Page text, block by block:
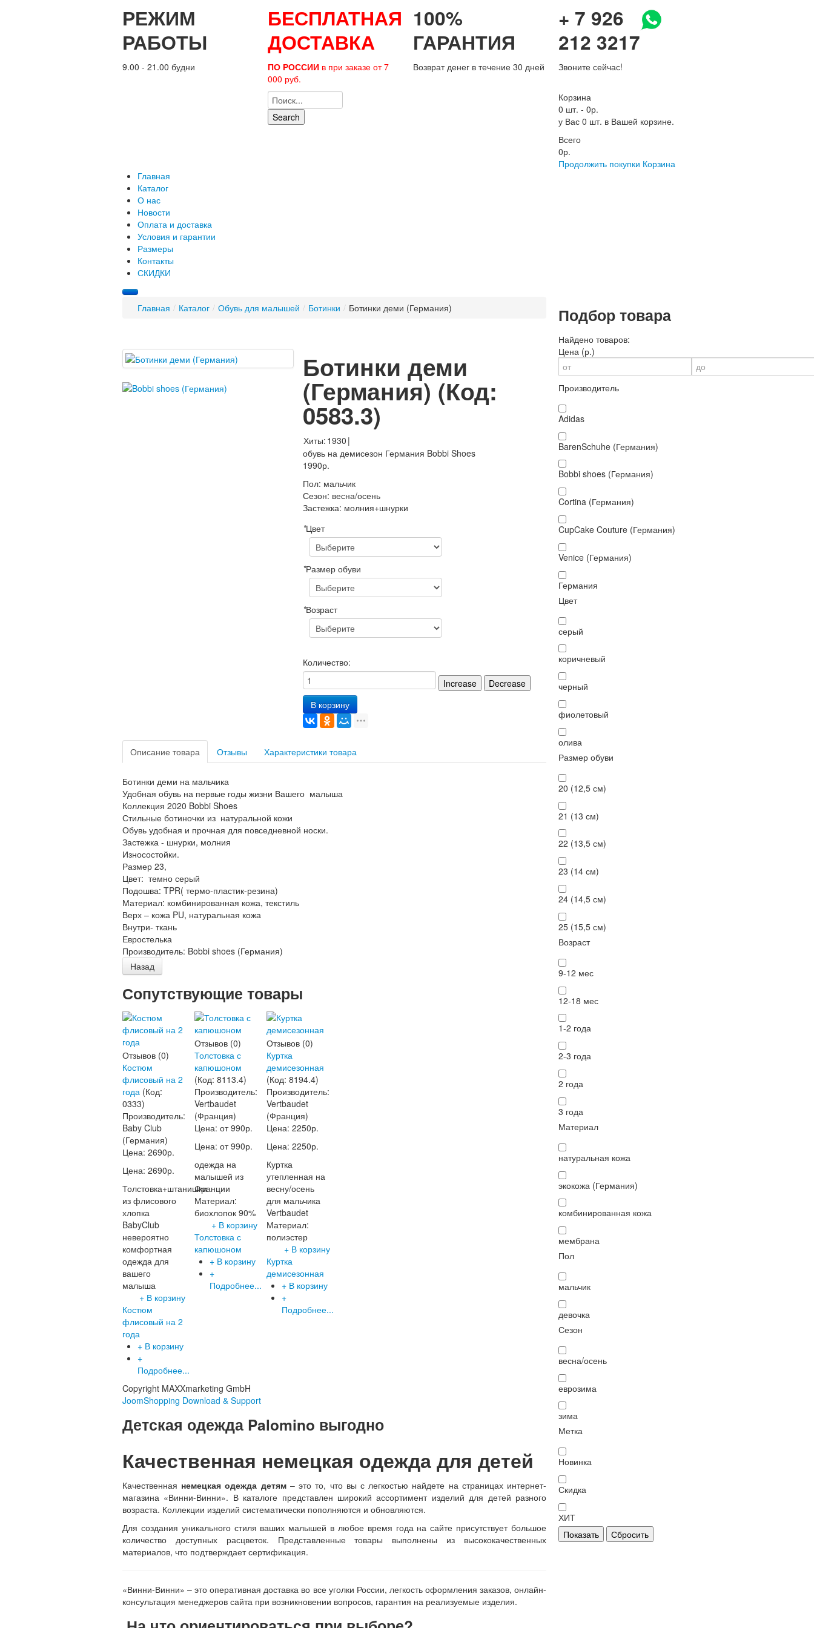
РЕЖИМ
РАБОТЫ
9.00 - 21.00 будни
БЕСПЛАТНАЯ
ДОСТАВКА
ПО РОССИИ в при заказе от 7
000 руб.
100%
ГАРАНТИЯ
Возврат денег в течение 30 дней
+ 7 926
212 3217
Звоните сейчас!
Search
Корзина
0 шт. - 0р.
у Вас 0 шт. в Вашей корзине.
Всего
0р.
Продолжить покупки Корзина
Главная
Каталог
О нас
Новости
Оплата и доставка
Условия и гарантии
Размеры
Контакты
СКИДКИ
Главная / Каталог / Обувь для малышей / Ботинки / Ботинки деми (Германия)
Ботинки деми
(Германия) (Код:
0583.3)
Хиты: 1930 |
обувь на демисезон Германия Bobbi Shoes
1990р.
Пол: мальчик
Сезон: весна/осень
Застежка: молния+шнурки
*Цвет
*Размер обуви
*Возраст
Количество:
В корзину
Описание товара Отзывы Характеристики товара
Ботинки деми на мальчика
Удобная обувь на первые годы жизни Вашего малыша
Коллекция 2020 Bobbi Shoes
Стильные ботиночки из натуральной кожи
Обувь удобная и прочная для повседневной носки.
Застежка - шнурки, молния
Износостойки.
Размер 23,
Цвет: темно серый
Подошва: TPR( термо-пластик-резина)
Материал: комбинированная кожа, текстиль
Верх – кожа PU, натуральная кожа
Внутри- ткань
Евростелька
Производитель: Bobbi shoes (Германия)
Сопутствующие товары
Отзывов (0)
Костюм
флисовый на 2
года (Код:
0333)
Производитель:
Baby Club
(Германия)
Цена: 2690р.
Цена: 2690р.
Толстовка+штанишки
из флисового
хлопка
BabyClub
невероятно
комфортная
одежда для
вашего
малыша
+ В корзину
Костюм
флисовый на 2
года
+ В корзину
+
Подробнее...
Отзывов (0)
Толстовка с
капюшоном
(Код:8113.4)
Производитель:
Vertbaudet
(Франция)
Цена: от990р.
Цена: от990р.
одежда на
малышей из
Франции
Материал:
биохлопок 90%
+ В корзину
Толстовка с
капюшоном
+ В корзину
+
Подробнее...
Отзывов (0)
Куртка
демисезонная
(Код:8194.4)
Производитель:
Vertbaudet
(Франция)
Цена:2250р.
Цена:2250р.
Куртка
утепленная на
весну/осень
для мальчика
Vertbaudet
Материал:
полиэстер
+ В корзину
Куртка
демисезонная
+ В корзину
+
Подробнее...
Copyright MAXXmarketing GmbH
JoomShopping Download & Support
Детская одежда Palomino выгодно
Качественная немецкая одежда для детей
Качественная немецкая одежда детям– это то, что вы с легкостью найдете на страницах интернет-
магазина «Винни-Винни». В каталоге представлен широкий ассортимент изделий для детей разного
возраста. Коллекции изделий систематически пополняются и обновляются.
Для создания уникального стиля ваших малышей в любое время года на сайте присутствует большое
количество доступных расцветок. Представленные товары выполнены из высококачественных
материалов, что подтверждает сертификация.
«Винни-Винни» – это оперативная доставка во все уголки России, легкость оформления заказов, онлайн-
консультация менеджеров сайта при возникновении вопросов, гарантия на реализуемые изделия.
Подбор товара
Найдено товаров:
Цена (р.)
Производитель
Adidas
BarenSchuhe (Германия)
Bobbi shoes (Германия)
Cortina (Германия)
CupCake Couture (Германия)
Venice (Германия)
Германия
Цвет
серый
коричневый
черный
фиолетовый
олива
Размер обуви
20 (12,5 см)
21 (13 см)
22 (13,5 см)
23 (14 см)
24 (14,5 см)
25 (15,5 см)
Возраст
9-12 мес
12-18 мес
1-2 года
2-3 года
2 года
3 года
Материал
натуральная кожа
экокожа (Германия)
комбинированная кожа
мембрана
Пол
мальчик
девочка
Сезон
весна/осень
еврозима
зима
Метка
Новинка
Скидка
ХИТ
Показать
Сбросить